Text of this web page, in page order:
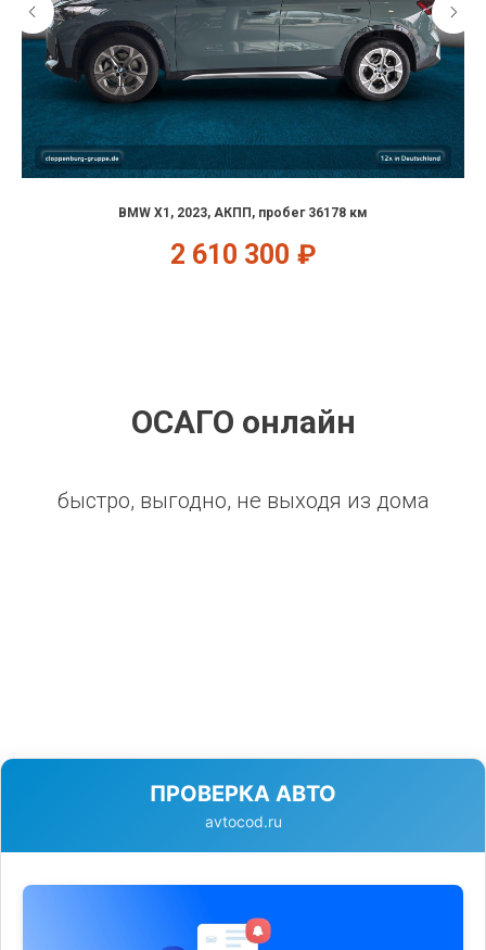
BMW X1, 2023, АКПП, пробег 36178 км
2 610 300 ₽
ОСАГО онлайн
быстро, выгодно, не выходя из дома
ПРОВЕРКА АВТО
avtocod.ru